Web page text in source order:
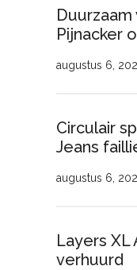
Pijnacker
augustus 6,
Circulair
Jeans
augustus 6,
Layers
verhuurd